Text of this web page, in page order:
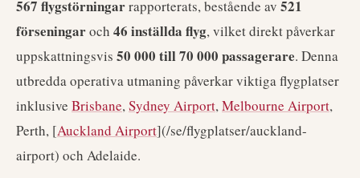
567 flygstörningarrapporterats, bestående av 521
förseningaroch 46 inställda flyg, vilket direkt påverkar
uppskattningsvis 50 000 till 70 000 passagerare. Denna
utbredda operativa utmaning påverkar viktiga flygplatser
inklusive Brisbane,Sydney Airport,Melbourne Airport,
Perth, [Auckland Airport](/se/flygplatser/auckland-
airport) och Adelaide.